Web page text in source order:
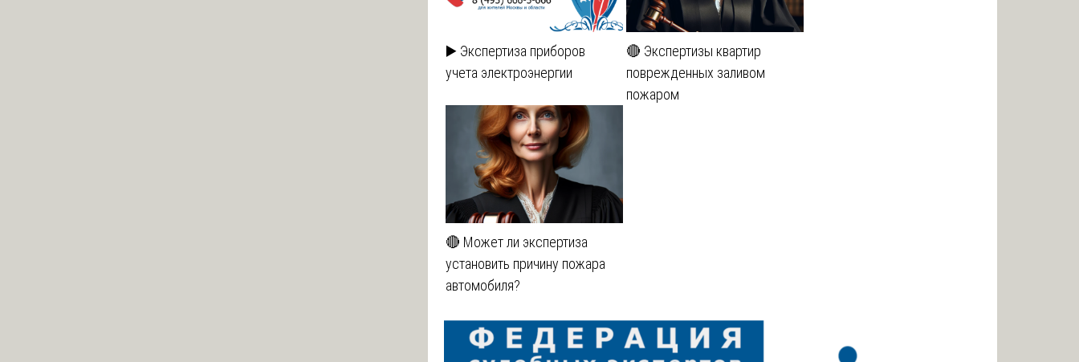
▶️ Экспертиза приборов
учета электроэнергии
🔴 Экспертизы квартир
поврежденных заливом
пожаром
🔴 Может ли экспертиза
установить причину пожара
автомобиля?